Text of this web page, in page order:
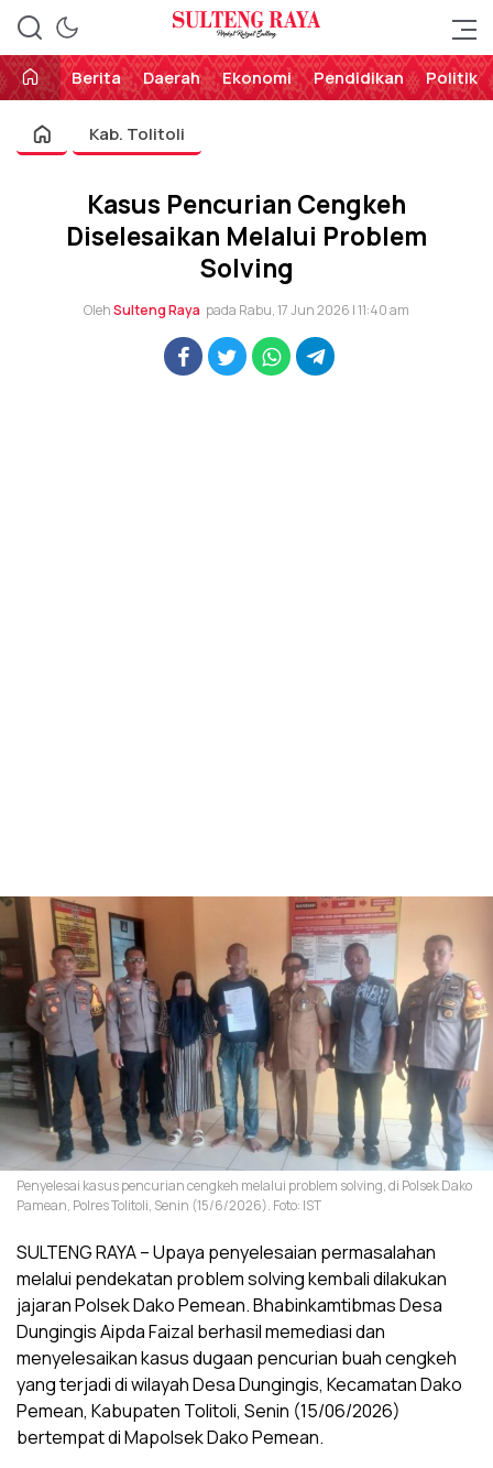
Sulteng Raya
Perekat Rakyat Sulteng
Berita
Daerah Ekonomi Pendidikan Politik
Kab. Tolitoli
Kasus Pencurian Cengkeh
Diselesaikan Melalui Problem
Solving
OlehSulteng Raya pada Rabu, 17 Jun 2026 | 11:40 am
Penyelesai kasus pencurian cengkeh melalui problem solving, di Polsek Dako
Pamean, Polres Tolitoli, Senin (15/6/2026). Foto: IST
SULTENG RAYA – Upaya penyelesaian permasalahan
melalui pendekatan problem solving kembali dilakukan
jajaran Polsek Dako Pemean. Bhabinkamtibmas Desa
Dungingis Aipda Faizal berhasil memediasi dan
menyelesaikan kasus dugaan pencurian buah cengkeh
yang terjadi di wilayah Desa Dungingis, Kecamatan Dako
Pemean, Kabupaten Tolitoli, Senin (15/06/2026)
bertempat di Mapolsek Dako Pemean.